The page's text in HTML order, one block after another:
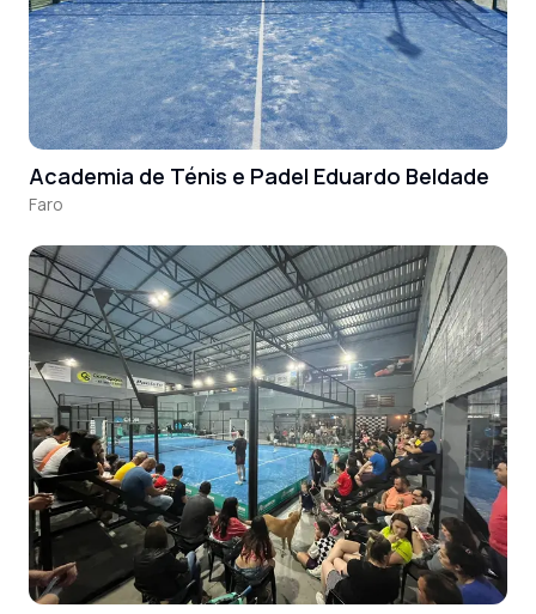
Academia de Ténis e Padel Eduardo Beldade
Faro